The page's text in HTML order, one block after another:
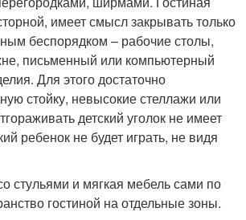
имеет смысл закрывать только
беспорядком – рабочие столы,
письменный или компьютерный
Для этого достаточно
стойку, невысокие стеллажи или
детский уголок не имеет
ребенок не будет играть, не видя
стульями и мягкая мебель сами по
гостиной на отдельные зоны.